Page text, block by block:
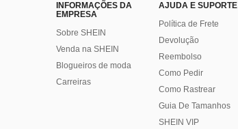
INFORMAÇÕES DA
EMPRESA
Sobre SHEIN
Venda na SHEIN
Blogueiros de moda
Carreiras
AJUDA E SUPORTE
Política de Frete
Devolução
Reembolso
Como Pedir
Como Rastrear
Guia De Tamanhos
SHEIN VIP